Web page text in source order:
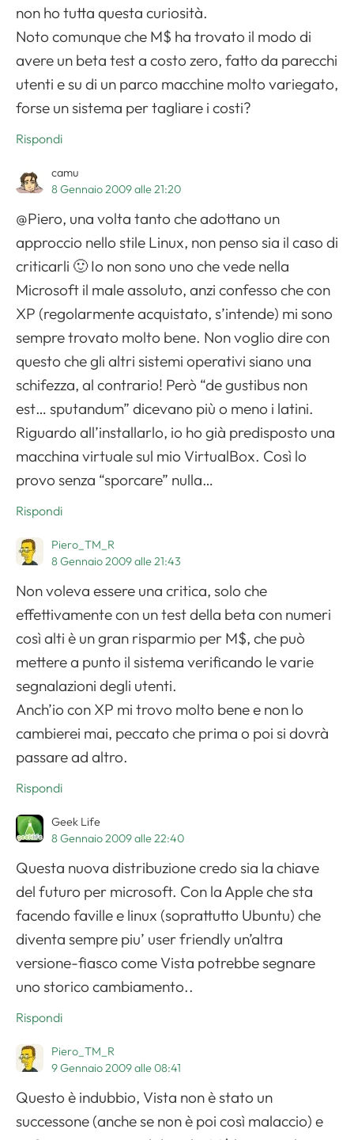
non ho tutta questa curiosità.
Noto comunque che M$ ha trovato il modo di
avere un beta test a costo zero, fatto da parecchi
utenti e su di un parco macchine molto variegato,
forse un sistema per tagliare i costi?
Rispondi
camu
8 Gennaio 2009 alle 21:20
@Piero, una volta tanto che adottano un
approccio nello stile Linux, non penso sia il caso di
criticarli 🙂 Io non sono uno che vede nella
Microsoft il male assoluto, anzi confesso che con
XP (regolarmente acquistato, s’intende) mi sono
sempre trovato molto bene. Non voglio dire con
questo che gli altri sistemi operativi siano una
schifezza, al contrario! Però “de gustibus non
est… sputandum” dicevano più o meno i latini.
Riguardo all’installarlo, io ho già predisposto una
macchina virtuale sul mio VirtualBox. Così lo
provo senza “sporcare” nulla…
Rispondi
Piero_TM_R
8 Gennaio 2009 alle 21:43
Non voleva essere una critica, solo che
effettivamente con un test della beta con numeri
così alti è un gran risparmio per M$, che può
mettere a punto il sistema verificando le varie
segnalazioni degli utenti.
Anch’io con XP mi trovo molto bene e non lo
cambierei mai, peccato che prima o poi si dovrà
passare ad altro.
Rispondi
Geek Life
8 Gennaio 2009 alle 22:40
Questa nuova distribuzione credo sia la chiave
del futuro per microsoft. Con la Apple che sta
facendo faville e linux (soprattutto Ubuntu) che
diventa sempre piu’ user friendly un’altra
versione-fiasco come Vista potrebbe segnare
uno storico cambiamento..
Rispondi
Piero_TM_R
9 Gennaio 2009 alle 08:41
Questo è indubbio, Vista non è stato un
successone (anche se non è poi così malaccio) e